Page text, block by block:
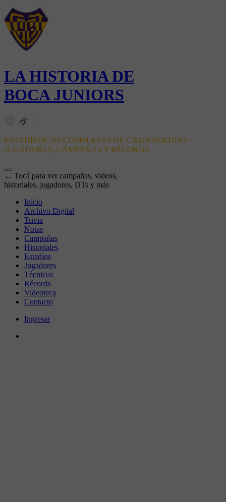
LA HISTORIA DE
BOCA JUNIORS
ESTADÍSTICAS COMPLETAS DE CADA PARTIDO -
JUGADORES, CAMPAÑAS Y RÉCORDS
← Tocá para ver campañas, videos,
historiales, jugadores, DTs y más
Inicio
Archivo Digital
Trivia
Notas
Campañas
Historiales
Estadios
Jugadores
Técnicos
Récords
Videoteca
Contacto
Ingresar